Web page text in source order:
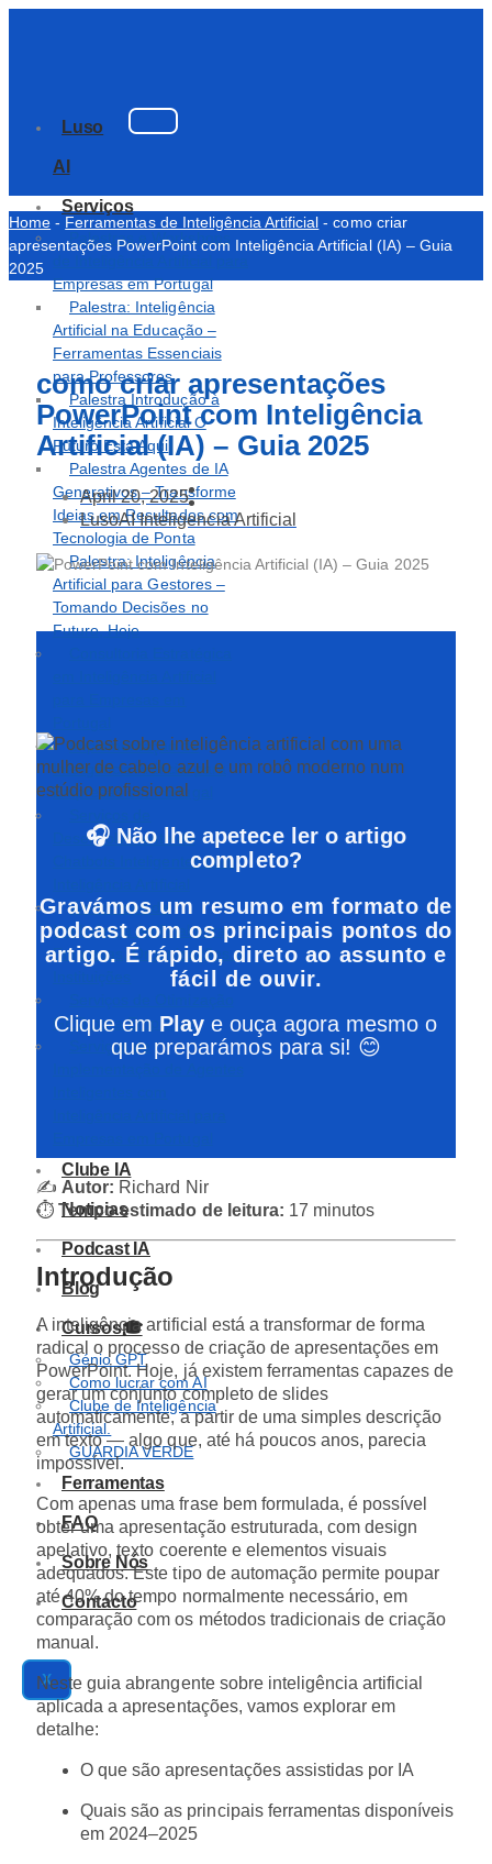
Luso
AI
Serviços
Palestras e Workshops
de Inteligência Artificial para
Empresas em Portugal
Palestra: Inteligência
Artificial na Educação –
Ferramentas Essenciais
para Professores
Palestra Introdução à
Inteligência Artificial O
Futuro Está Aqui
Palestra Agentes de IA
Generativos – Transforme
Ideias em Resultados com
Tecnologia de Ponta
Palestra: Inteligência
Artificial para Gestores –
Tomando Decisões no
Futuro, Hoje
Implementação de
Inteligência Artificial para
Empresas em Portugal
Desenvolvimento de
Chatbots Inteligentes com
Workshops de
Inteligência Artificial para
Empresas, Organizações e
GEO para Empresas
Serviços de
Clube IA
Noticias
Podcast IA
Blog
Cursos🎓
Génio GPT
Como lucrar com AI
Clube de Inteligência
Artificial.
GUARDIA VERDE
Ferramentas
FAQ
Sobre Nós
Contacto
X
Home - Ferramentas de Inteligência Artificial -como criar
apresentações PowerPoint com Inteligência Artificial (IA) – Guia
2025
como criar apresentações
PowerPoint com Inteligência
Artificial (IA) – Guia 2025
April 20, 2025
LusoAI Inteligencia Artificial
🎧 Não lhe apetece ler o artigo
completo?
Gravámos um resumo em formato de
podcast com os principais pontos do
artigo. É rápido, direto ao assunto e
fácil de ouvir.
Clique em Playe ouça agora mesmo o
que preparámos para si! 😊
✍️ Autor: Richard Nir
⏱️Tempo estimado de leitura: 17 minutos
Introdução
A inteligência artificial está a transformar de forma
radical o processo de criação de apresentações em
PowerPoint. Hoje, já existem ferramentas capazes de
gerar um conjunto completo de slides
automaticamente, a partir de uma simples descrição
em texto — algo que, até há poucos anos, parecia
impossível.
Com apenas uma frase bem formulada, é possível
obter uma apresentação estruturada, com design
apelativo, texto coerente e elementos visuais
adequados. Este tipo de automação permite poupar
até 40% do tempo normalmente necessário, em
comparação com os métodos tradicionais de criação
manual.
Neste guia abrangente sobre inteligência artificial
aplicada a apresentações, vamos explorar em
detalhe:
O que são apresentações assistidas por IA
Quais são as principais ferramentas disponíveis
em 2024–2025